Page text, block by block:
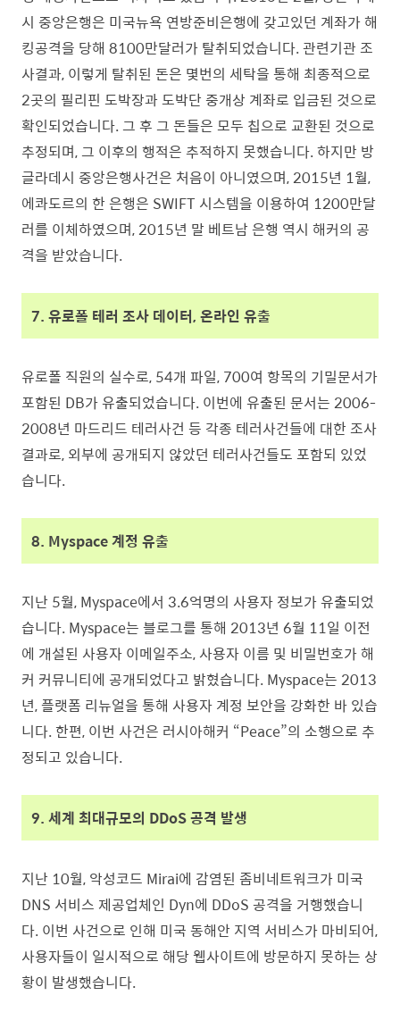
시 중앙은행은 미국뉴욕 연방준비은행에 갖고있던 계좌가 해
킹공격을 당해 8100만달러가 탈취되었습니다. 관련기관 조
사결과, 이렇게 탈취된 돈은 몇번의 세탁을 통해 최종적으로
2곳의 필리핀 도박장과 도박단 중개상 계좌로 입금된 것으로
확인되었습니다. 그 후 그 돈들은 모두 칩으로 교환된 것으로
추정되며, 그 이후의 행적은 추적하지 못했습니다. 하지만 방
글라데시 중앙은행사건은 처음이 아니였으며, 2015년 1월,
에콰도르의 한 은행은 SWIFT 시스템을 이용하여 1200만달
러를 이체하였으며, 2015년 말 베트남 은행 역시 해커의 공
격을 받았습니다.
7. 유로폴 테러 조사 데이터, 온라인 유출
유로폴 직원의 실수로, 54개 파일, 700여 항목의 기밀문서가
포함된 DB가 유출되었습니다. 이번에 유출된 문서는 2006-
2008년 마드리드 테러사건 등 각종 테러사건들에 대한 조사
결과로, 외부에 공개되지 않았던 테러사건들도 포함되 있었
습니다.
8. Myspace 계정 유출
지난 5월, Myspace에서 3.6억명의 사용자 정보가 유출되었
습니다. Myspace는 블로그를 통해 2013년 6월 11일 이전
에 개설된 사용자 이메일주소, 사용자 이름 및 비밀번호가 해
커 커뮤니티에 공개되었다고 밝혔습니다. Myspace는 2013
년, 플랫폼 리뉴얼을 통해 사용자 계정 보안을 강화한 바 있습
니다. 한편, 이번 사건은 러시아해커 “Peace”의 소행으로 추
정되고 있습니다.
9. 세계 최대규모의 DDoS 공격 발생
지난 10월, 악성코드 Mirai에 감염된 좀비네트워크가 미국
DNS 서비스 제공업체인 Dyn에 DDoS 공격을 거행했습니
다. 이번 사건으로 인해 미국 동해안 지역 서비스가 마비되어,
사용자들이 일시적으로 해당 웹사이트에 방문하지 못하는 상
황이 발생했습니다.